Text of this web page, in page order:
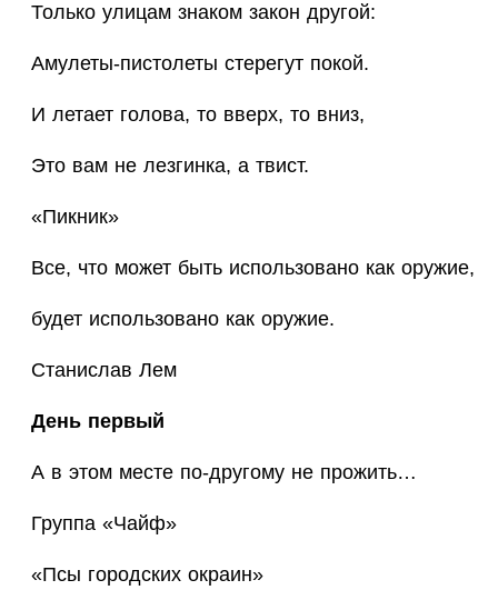
Только улицам знаком закон другой:
Амулеты-пистолеты стерегут покой.
И летает голова, то вверх, то вниз,
Это вам не лезгинка, а твист.
«Пикник»
Все, что может быть использовано как оружие,
будет использовано как оружие.
Станислав Лем
День первый
А в этом месте по-другому не прожить…
Группа «Чайф»
«Псы городских окраин»